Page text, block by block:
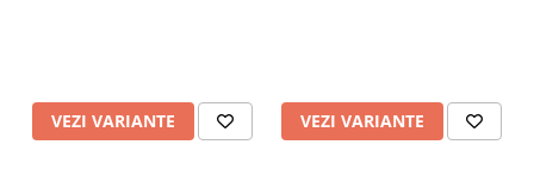
VEZI VARIANTE VEZI VARIANTE